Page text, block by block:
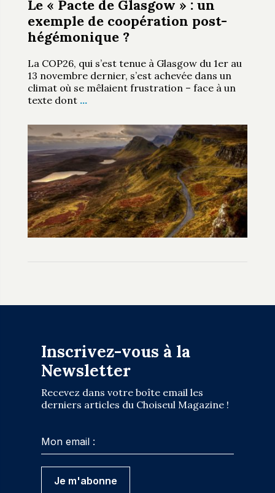
Le « Pacte de Glasgow » : un
exemple de coopération post-
hégémonique ?
La COP26, qui s’est tenue à Glasgow du 1er au
13 novembre dernier, s’est achevée dans un
climat où se mêlaient frustration – face à un
texte dont …
Inscrivez-vous à la
Newsletter
Recevez dans votre boîte email les
derniers articles du Choiseul Magazine !